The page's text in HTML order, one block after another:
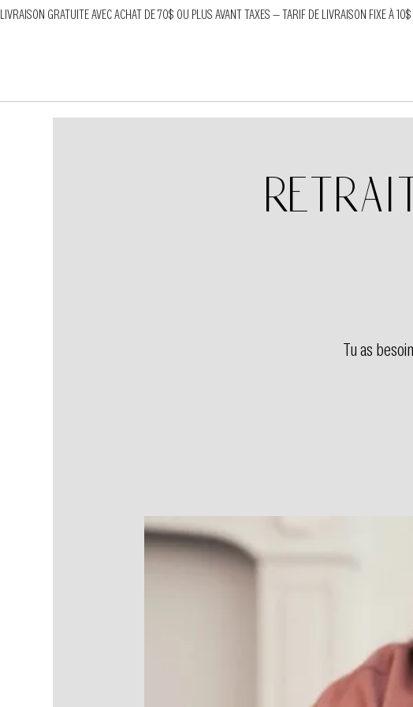
LIVRAISON GRATUITE AVEC ACHAT DE 70$ OU PLUS AVANT TAXES — TARIF DE LIVRAISON FIXE À
Tu as